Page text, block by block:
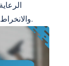
والانخراط المعرفي لتحسين جودة الحياة لكبار السن.